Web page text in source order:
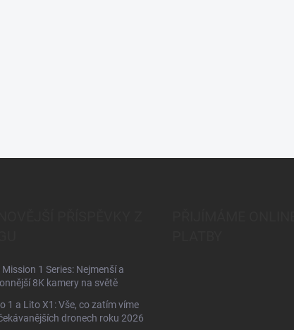
1 Series: Nejmenší a
8K kamery na světě
1 a Lito X1: Vše, co zatím víme
dronech roku 2026